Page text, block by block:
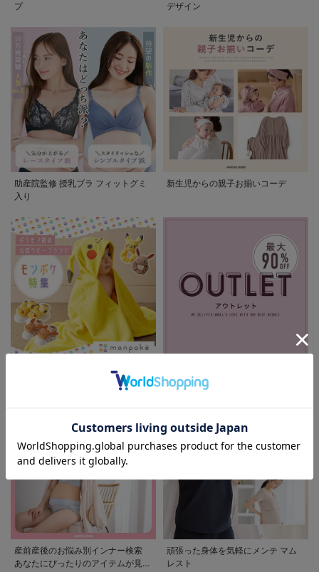
プ
デザイン
助産院監修 授乳ブラ フィットグミ
入り
新生児からの親子お揃いコーデ
産前産後のお悩み別インナー検索
あなたにぴったりのアイテムが見つ
頑張った身体を気軽にメンテ マム
レスト